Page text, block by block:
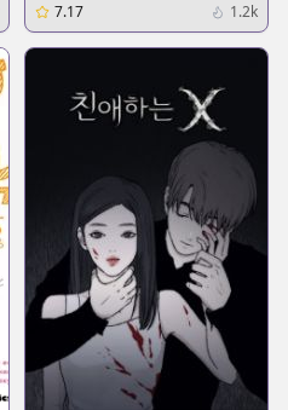
to Kekkon suru Koto ni
Natta.
7.17 1.2k